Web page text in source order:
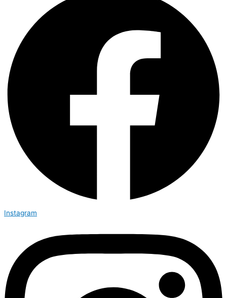
Instagram